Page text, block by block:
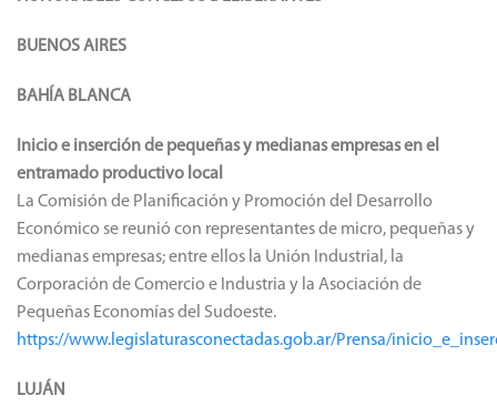
BUENOS AIRES
BAHÍA BLANCA
Inicio e inserción de pequeñas y medianas empresas en el
entramado productivo local
La Comisión de Planificación y Promoción del Desarrollo
Económico se reunió con representantes de micro, pequeñas y
medianas empresas; entre ellos la Unión Industrial, la
Corporación de Comercio e Industria y la Asociación de
Pequeñas Economías del Sudoeste.
https://www.legislaturasconectadas.gob.ar/Prensa/
LUJÁN